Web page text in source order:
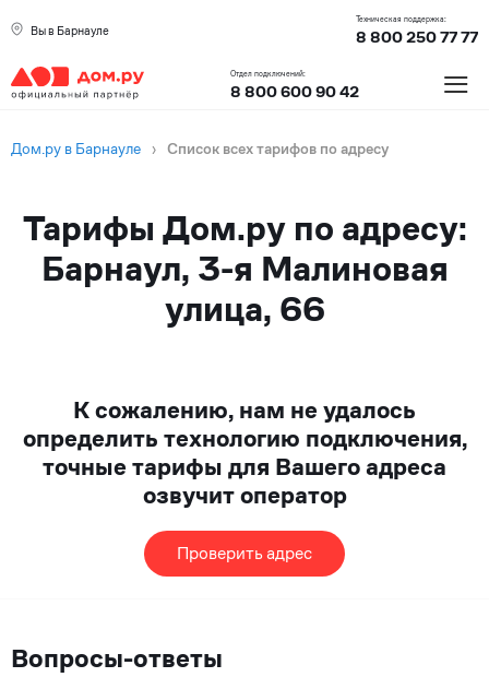
Вы в Барнауле
Техническая поддержка:
8 800 250 77 77
Отдел подключений:
8 800 600 90 42 ≡
Дом.ру в Барнауле › Список всех тарифов по адресу
Тарифы Дом.ру по адресу:
Барнаул, 3-я Малиновая
улица, 66
К сожалению, нам не удалось
определить технологию подключения,
точные тарифы для Вашего адреса
озвучит оператор
Проверить адрес
Вопросы-ответы